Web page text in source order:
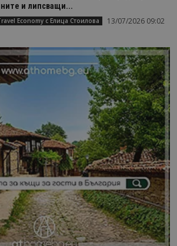
и липсващи...
Economy с Елица Стоилова 13/07/2026 09:02